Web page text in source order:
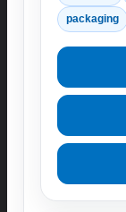
packaging